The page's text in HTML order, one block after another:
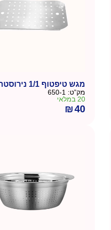
מגש טיפטוף 1/1 נירוסטה
מק”ט: 650-1
20 במלאי
₪40